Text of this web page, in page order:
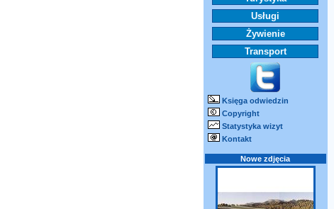
Usługi
Żywienie
Transport
Księga odwiedzin
Copyright
Statystyka wizyt
Kontakt
Nowe zdjęcia